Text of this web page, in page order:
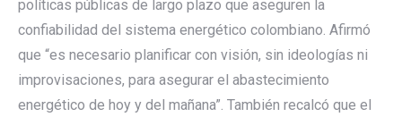
políticas públicas de largo plazo que aseguren la
confiabilidad del sistema energético colombiano. Afirmó
que “es necesario planificar con visión, sin ideologías ni
improvisaciones, para asegurar el abastecimiento
energético de hoy y del mañana”. También recalcó que el